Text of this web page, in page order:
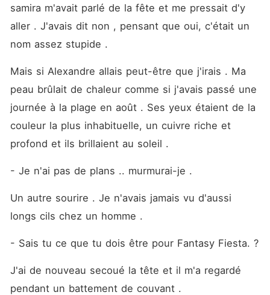
samira m'avait parlé de la fête et me pressait d'y
aller . J'avais dit non , pensant que oui, c'était un
nom assez stupide .
Mais si Alexandre allais peut-être que j'irais . Ma
peau brûlait de chaleur comme si j'avais passé une
journée à la plage en août . Ses yeux étaient de la
couleur la plus inhabituelle, un cuivre riche et
profond et ils brillaient au soleil .
- Je n'ai pas de plans .. murmurai-je .
Un autre sourire . Je n'avais jamais vu d'aussi
longs cils chez un homme .
- Sais tu ce que tu dois être pour Fantasy Fiesta. ?
J'ai de nouveau secoué la tête et il m'a regardé
pendant un battement de couvant .